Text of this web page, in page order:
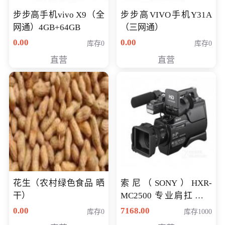
步步高手机vivo X9（全
网通）4GB+64GB
0.00
库存0
直营
步步高VIVO手机Y31A
（三网通）
0.00
库存0
直营
花生（农村绿色食品 晒
干）
0.00
库存0
索尼（SONY）HXR-
MC2500 专业肩扛式存
储卡全高清摄录一体机
7168.00 库存1000